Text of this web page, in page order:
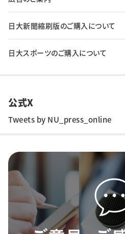
日大新聞縮刷版のご購入について
日大スポーツのご購入について
公式X
Tweets by NU_press_online